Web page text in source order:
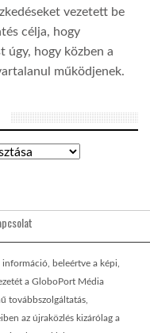
vezetett be
célja, hogy
úgy, hogy közben a
működjenek.
beleértve a képi,
a GloboPort Média
továbbszolgáltatás,
az újraközlés kizárólag a